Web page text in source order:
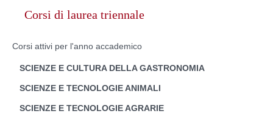
Corsi di laurea triennale
Corsi attivi per l'anno accademico
SCIENZE E CULTURA DELLA GASTRONOMIA
SCIENZE E TECNOLOGIE ANIMALI
SCIENZE E TECNOLOGIE AGRARIE